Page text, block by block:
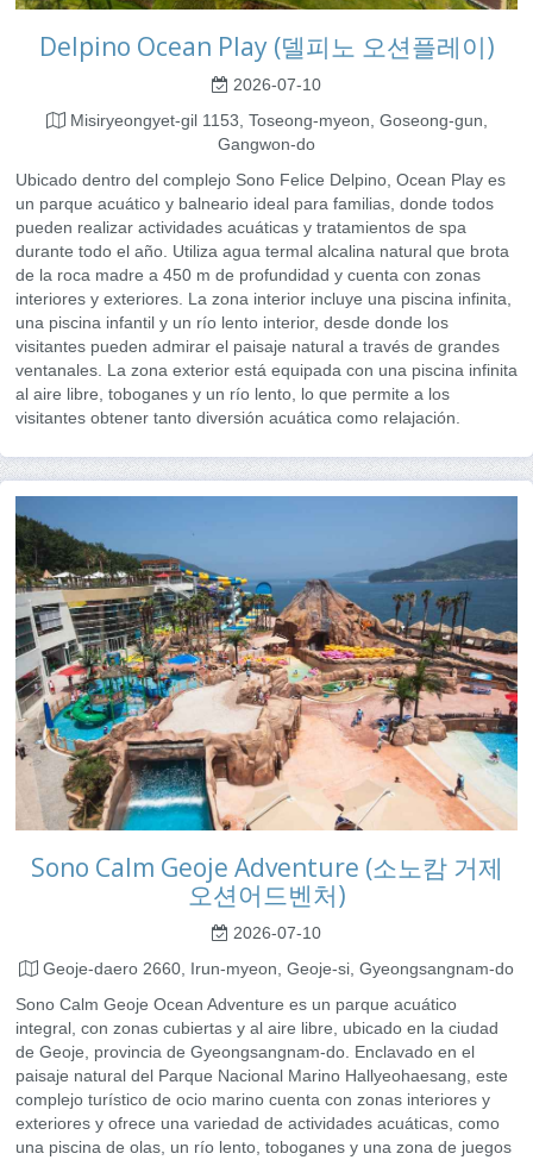
Delpino Ocean Play (델피노 오션플레이)
2026-07-10
Misiryeongyet-gil 1153, Toseong-myeon, Goseong-gun,
Gangwon-do
Ubicado dentro del complejo Sono Felice Delpino, Ocean Play es
un parque acuático y balneario ideal para familias, donde todos
pueden realizar actividades acuáticas y tratamientos de spa
durante todo el año. Utiliza agua termal alcalina natural que brota
de la roca madre a 450 m de profundidad y cuenta con zonas
interiores y exteriores. La zona interior incluye una piscina infinita,
una piscina infantil y un río lento interior, desde donde los
visitantes pueden admirar el paisaje natural a través de grandes
ventanales. La zona exterior está equipada con una piscina infinita
al aire libre, toboganes y un río lento, lo que permite a los
visitantes obtener tanto diversión acuática como relajación.
Sono Calm Geoje Adventure (소노캄 거제
오션어드벤처)
2026-07-10
Geoje-daero 2660, Irun-myeon, Geoje-si, Gyeongsangnam-do
Sono Calm Geoje Ocean Adventure es un parque acuático
integral, con zonas cubiertas y al aire libre, ubicado en la ciudad
de Geoje, provincia de Gyeongsangnam-do. Enclavado en el
paisaje natural del Parque Nacional Marino Hallyeohaesang, este
complejo turístico de ocio marino cuenta con zonas interiores y
exteriores y ofrece una variedad de actividades acuáticas, como
una piscina de olas, un río lento, toboganes y una zona de juegos